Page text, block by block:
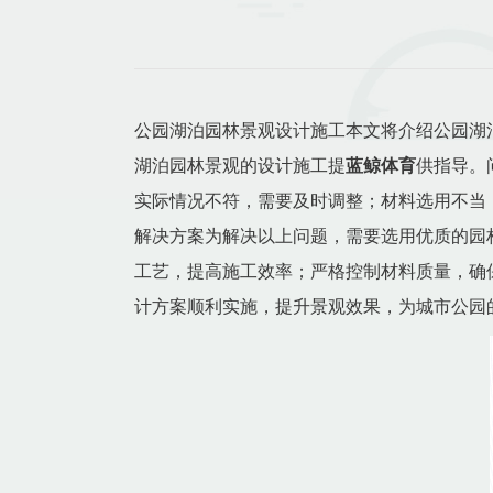
公园湖泊园林景观设计施工本文将介绍公园
湖泊园林景观的设计施工提蓝鲸体育供指导。
实际情况不符，需要及时调整；材料选用不
解决方案为解决以上问题，需要选用优质的
工艺，提高施工效率；严格控制材料质量，
计方案顺利实施，提升景观效果，为城市公园